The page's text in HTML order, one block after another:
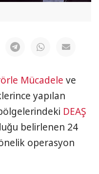
Mücadele ve
yapılan
DEAŞ
belirlenen 24
operasyon